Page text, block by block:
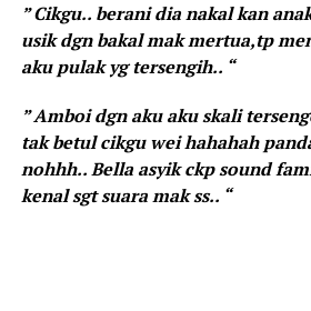
” Cikgu.. berani dia nakal kan
usik dgn bakal mak mertua,tp
aku pulak yg tersengih.. “
” Amboi dgn aku aku skali
tak betul cikgu wei hahahah
nohhh.. Bella asyik ckp sound
kenal sgt suara mak ss.. “